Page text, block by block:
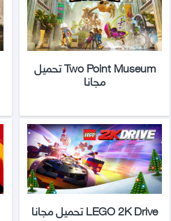
Two Point Museum تحميل
مجانا
LEGO 2K Drive تحميل مجانا